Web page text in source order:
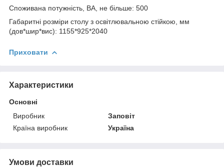
Споживана потужність, ВА, не більше: 500
Габаритні розміри столу з освітлювальною стійкою, мм
(дов*шир*вис): 1155*925*2040
Приховати
Характеристики
Основні
Виробник
Заповіт
Країна виробник
Україна
Умови доставки